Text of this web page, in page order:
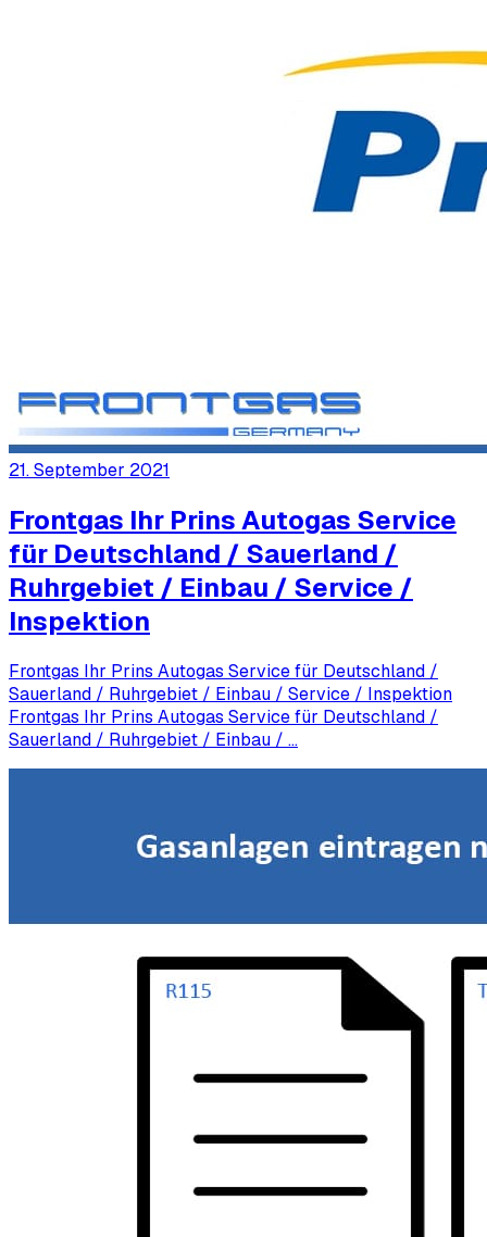
21. September 2021
Frontgas Ihr Prins Autogas Service
für Deutschland / Sauerland /
Ruhrgebiet / Einbau / Service /
Inspektion
Frontgas Ihr Prins Autogas Service für Deutschland /
Sauerland / Ruhrgebiet / Einbau / Service / Inspektion
Frontgas Ihr Prins Autogas Service für Deutschland /
Sauerland / Ruhrgebiet / Einbau / …